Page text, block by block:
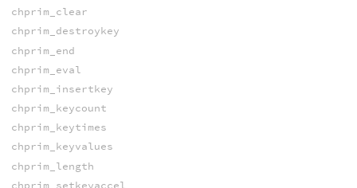
chprim_clear
chprim_destroykey
chprim_end
chprim_eval
chprim_insertkey
chprim_keycount
chprim_keytimes
chprim_keyvalues
chprim_length
chprim_setkeyaccel